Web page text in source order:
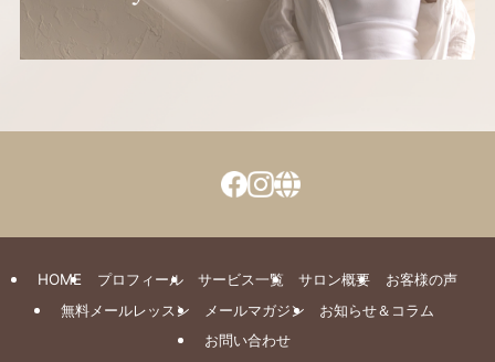
HOME プロフィール サービス一覧 サロン概要
お客様の声
無料メールレッスン
メールマガジン
お知らせ＆コラム
お問い合わせ